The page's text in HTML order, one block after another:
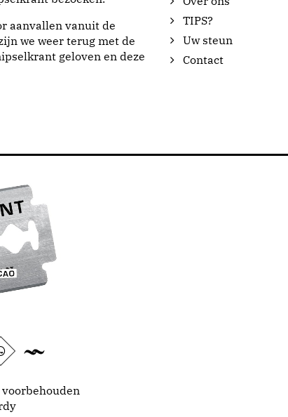
aanvallen vanuit de
we weer terug met de
geloven en deze
TIPS?
Uw steun
Contact